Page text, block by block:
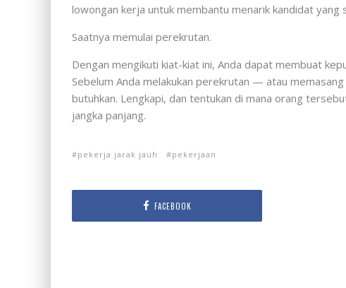
lowongan kerja untuk membantu menarik kandidat yang
Saatnya memulai perekrutan.
Dengan mengikuti kiat-kiat ini, Anda dapat membuat
Sebelum Anda melakukan perekrutan — atau
butuhkan. Lengkapi, dan tentukan di mana orang
jangka panjang.
pekerja jarak jauh pekerjaan
FACEBOOK